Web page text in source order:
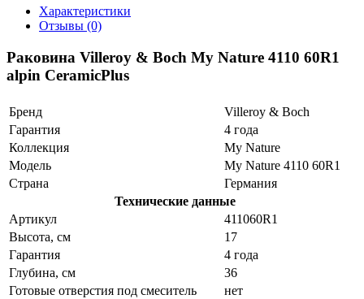
Характеристики
Отзывы (0)
Раковина Villeroy & Boch My Nature 4110 60R1
alpin CeramicPlus
Бренд
Villeroy & Boch
Гарантия
4 года
Коллекция
My Nature
Модель
My Nature 4110 60R1
Страна
Германия
Технические данные
Артикул
411060R1
Высота, см
17
Гарантия
4 года
Глубина, см
36
Готовые отверстия под смеситель
нет